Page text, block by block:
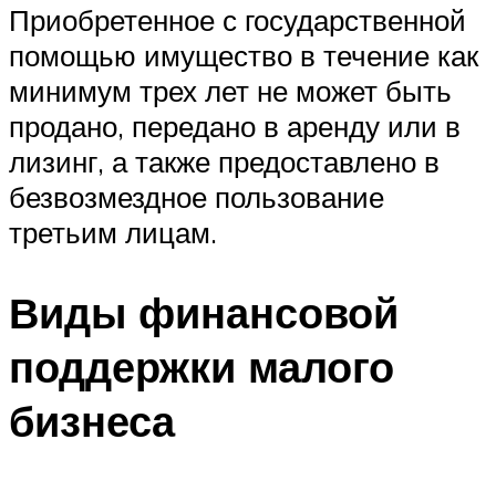
Приобретенное с государственной
помощью имущество в течение как
минимум трех лет не может быть
продано, передано в аренду или в
лизинг, а также предоставлено в
безвозмездное пользование
третьим лицам.
Виды финансовой
поддержки малого
бизнеса